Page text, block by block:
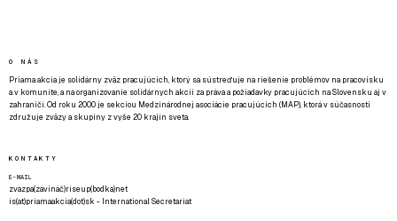
O NÁS
Priama akcia je solidárny zväz pracujúcich, ktorý sa sústreďuje na riešenie problémov na pracovisku
a v komunite, a na organizovanie solidárnych akcií za práva a požiadavky pracujúcich na Slovensku aj v
zahraničí. Od roku 2000 je sekciou Medzinárodnej asociácie pracujúcich (MAP), ktorá v súčasnosti
združuje zväzy a skupiny z vyše 20 krajín sveta.
KONTAKTY
E-MAIL
zvazpa(zavináč)riseup(bodka)net
is(at)priamaakcia(dot)sk - International Secretariat